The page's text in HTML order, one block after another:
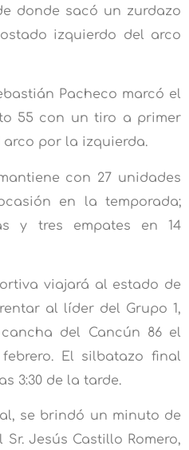
donde sacó un zurdazo
izquierdo del arco
Pacheco marcó el
55 con un tiro a primer
por la izquierda.
con 27 unidades
en la temporada;
y tres empates en 14
viajará al estado de
al líder del Grupo 1,
del Cancún 86 el
El silbatazo final
3:30 de la tarde.
se brindó un minuto de
Jesús Castillo Romero,